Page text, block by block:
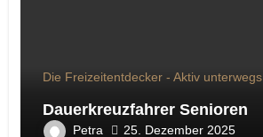
Die Freizeitentdecker - Aktiv unterwegs
Dauerkreuzfahrer Senioren
Petra 25. Dezember 2025